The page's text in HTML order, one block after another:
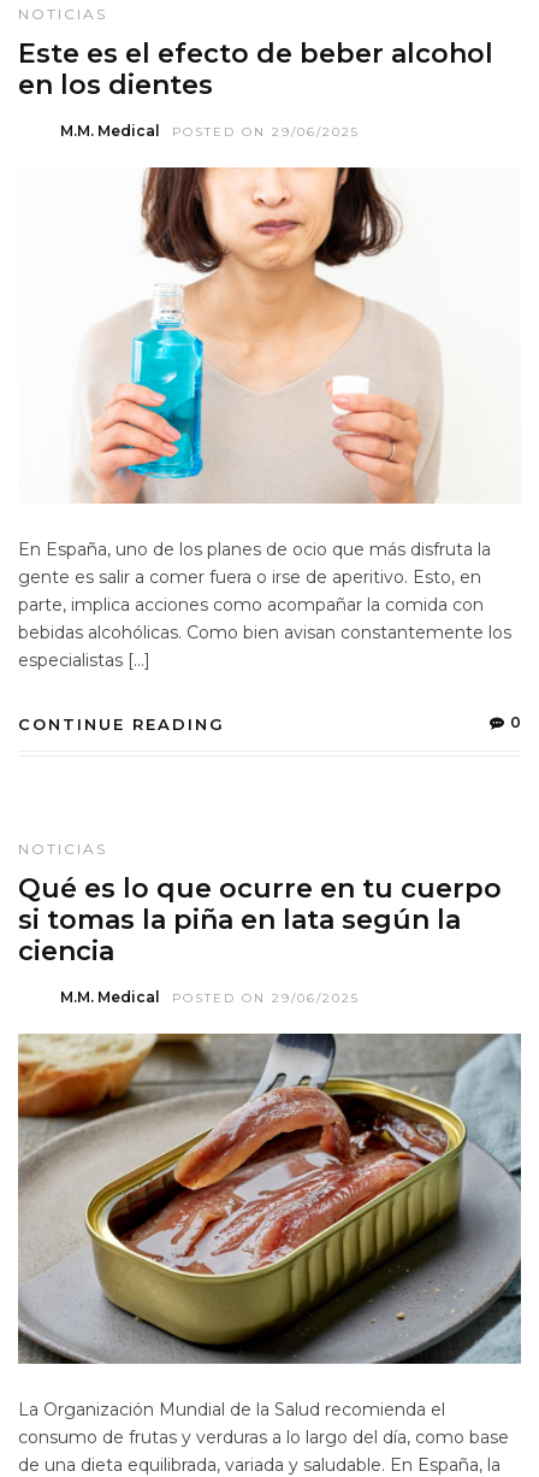
NOTICIAS
Este es el efecto de beber alcohol
en los dientes
M.M. Medical POSTED ON 29/06/2025
En España, uno de los planes de ocio que más disfruta la
gente es salir a comer fuera o irse de aperitivo. Esto, en
parte, implica acciones como acompañar la comida con
bebidas alcohólicas. Como bien avisan constantemente los
especialistas […]
CONTINUE READING 0
NOTICIAS
Qué es lo que ocurre en tu cuerpo
si tomas la piña en lata según la
ciencia
M.M. Medical POSTED ON 29/06/2025
La Organización Mundial de la Salud recomienda el
consumo de frutas y verduras a lo largo del día, como base
de una dieta equilibrada, variada y saludable. En España, la